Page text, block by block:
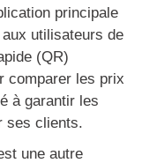
principale
utilisateurs de
(QR)
comparer les prix
à garantir les
ses clients.
une autre